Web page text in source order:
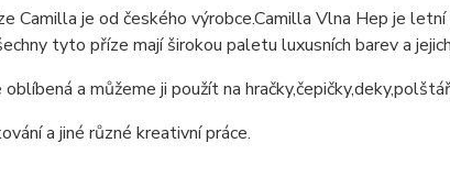
Camilla je od českého výrobce.Camilla Vlna Hep je
tyto příze mají širokou paletu luxusních barev a
a můžeme ji použít na
a jiné různé kreativní práce.